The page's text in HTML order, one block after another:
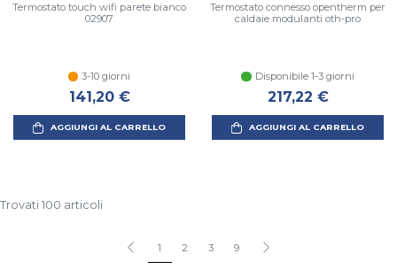
Termostato touch wifi parete bianco
02907
3-10 giorni
141,20 €
AGGIUNGI AL CARRELLO
Termostato connesso opentherm per
caldaie modulanti oth-pro
Disponibile 1-3 giorni
217,22 €
AGGIUNGI AL CARRELLO
Trovati 100 articoli
1 2 3 9